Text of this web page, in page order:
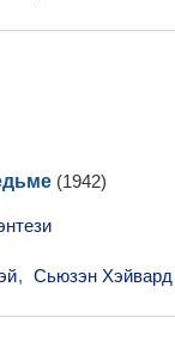
(1942)
, Сьюзэн Хэйвард